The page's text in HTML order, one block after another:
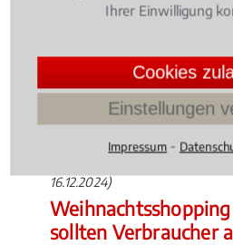
Albachten.
Rechtsbeiträge
16.12.2024)
sollten Verbraucher
Ihrer Einwilligung
Cookies
Einstellungen
Impressum ⁃